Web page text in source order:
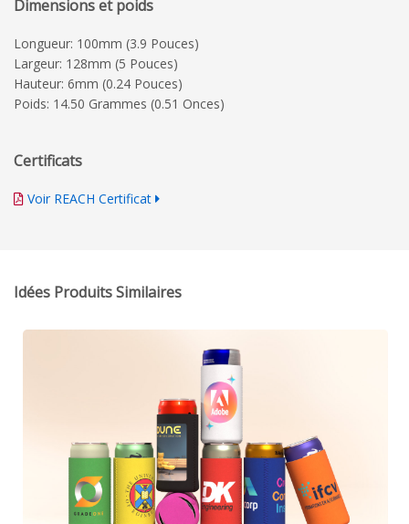
Dimensions et poids
Longueur: 100mm (3.9 Pouces)
Largeur: 128mm (5 Pouces)
Hauteur: 6mm (0.24 Pouces)
Poids: 14.50 Grammes (0.51 Onces)
Certificats
Voir REACH Certificat
Idées Produits Similaires